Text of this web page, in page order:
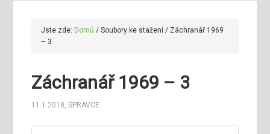
Jste zde: Domů / Soubory ke stažení/ Záchranář 1969
– 3
Záchranář 1969 – 3
11.1.2018,SPRAVCE